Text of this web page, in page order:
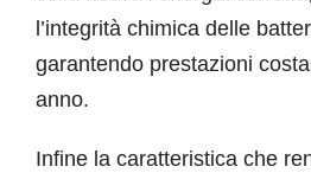
l’integrità chimica delle
garantendo prestazioni
anno.
Infine la caratteristica che